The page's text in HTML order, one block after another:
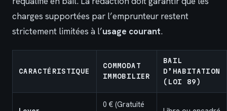
charges supportées par l’emprunteur restent
strictement limitées à l’usage courant.
CARACTÉRISTIQUE
COMMODAT
IMMOBILIER
BAIL
D’HABITATION
(LOI 89)
0 € (Gratuité